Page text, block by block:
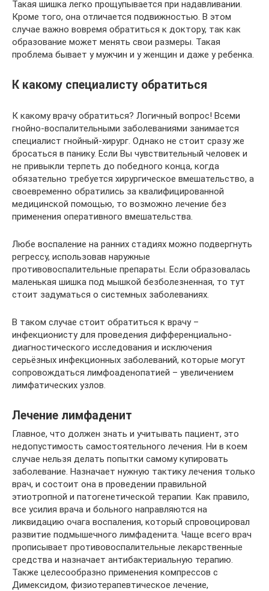
Такая шишка легко прощупывается при надавливании.
Кроме того, она отличается подвижностью. В этом
случае важно вовремя обратиться к доктору, так как
образование может менять свои размеры. Такая
проблема бывает у мужчин и у женщин и даже у ребенка.
К какому специалисту обратиться
К какому врачу обратиться? Логичный вопрос! Всеми
гнойно-воспалительными заболеваниями занимается
специалист гнойный-хирург. Однако не стоит сразу же
бросаться в панику. Если Вы чувствительный человек и
не привыкли терпеть до победного конца, когда
обязательно требуется хирургическое вмешательство, а
своевременно обратились за квалифицированной
медицинской помощью, то возможно лечение без
применения оперативного вмешательства.
Любе воспаление на ранних стадиях можно подвергнуть
регрессу, использовав наружные
противовоспалительные препараты. Если образовалась
маленькая шишка под мышкой безболезненная, то тут
стоит задуматься о системных заболеваниях.
В таком случае стоит обратиться к врачу –
инфекционисту для проведения дифференциально-
диагностического исследования и исключения
серьёзных инфекционных заболеваний, которые могут
сопровождаться лимфоаденопатией – увеличением
лимфатических узлов.
Лечение лимфаденит
Главное, что должен знать и учитывать пациент, это
недопустимость самостоятельного лечения. Ни в коем
случае нельзя делать попытки самому купировать
заболевание. Назначает нужную тактику лечения только
врач, и состоит она в проведении правильной
этиотропной и патогенетической терапии. Как правило,
все усилия врача и больного направляются на
ликвидацию очага воспаления, который спровоцировал
развитие подмышечного лимфаденита. Чаще всего врач
прописывает противовоспалительные лекарственные
средства и назначает антибактериальную терапию.
Также целесообразно применения компрессов с
Димексидом, физиотерапевтическое лечение,